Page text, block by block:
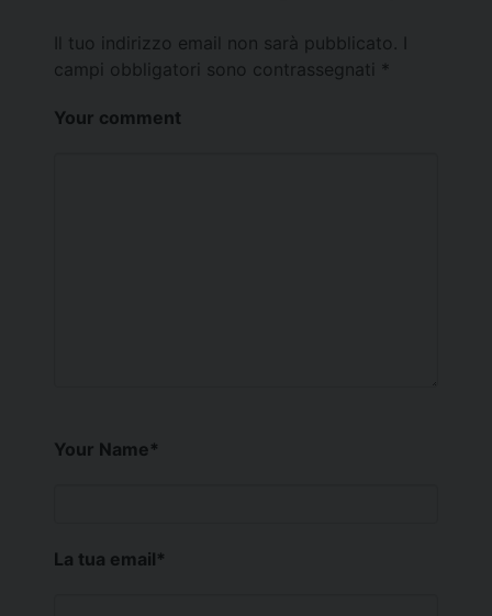
Il tuo indirizzo email non sarà pubblicato.
campi obbligatori sono contrassegnati *
Your comment
Your Name*
La tua email*